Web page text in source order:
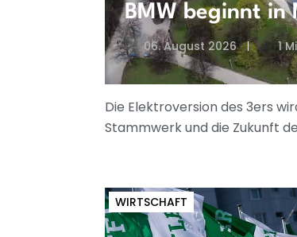
BMW beginnt in
06. August 2026 1
Die Elektroversion des 3ers
Stammwerk und die Zukunft
WIRTSCHAFT